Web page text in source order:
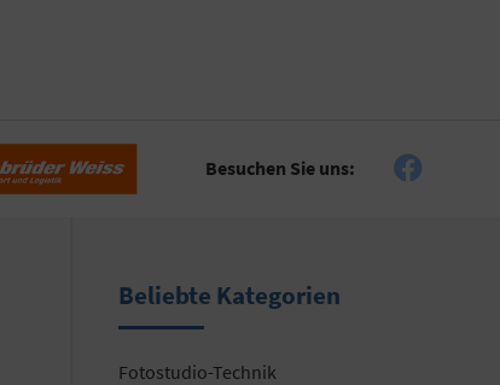
Besuchen Sie uns:
Beliebte Kategorien
Fotostudio-Technik